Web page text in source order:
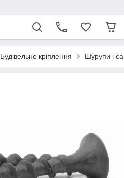
Будівельне кріплення Шурупи і